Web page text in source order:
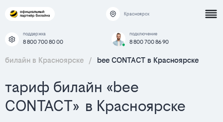
Красноярск
поддержка
8 800 700 80 00
подключение
8 800 700 86 90
билайн в Красноярске / bee CONTACT в Красноярске
тариф билайн «bee
CONTACT» в Красноярске